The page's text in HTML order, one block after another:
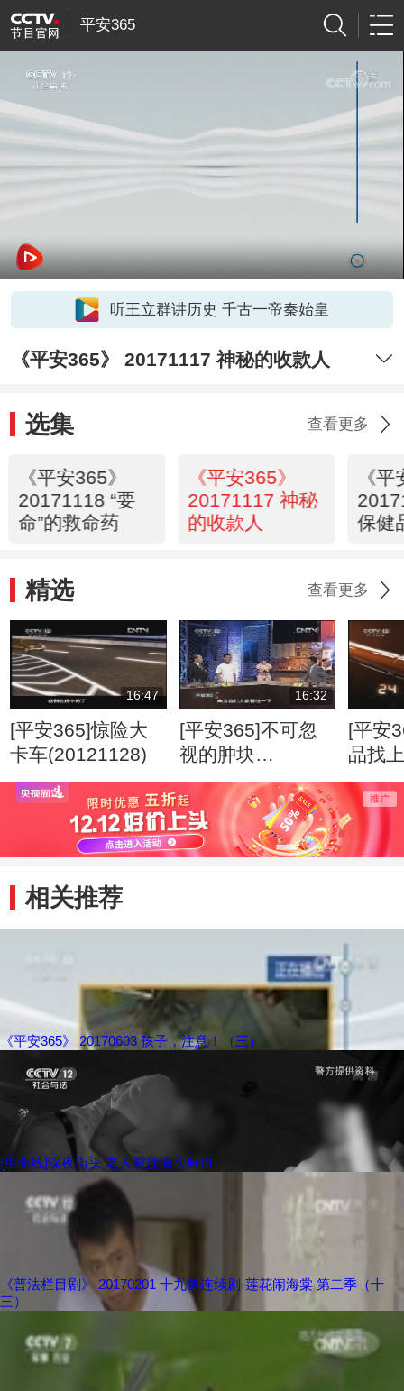
平安365
听王立群讲历史 千古一帝秦始皇
《平安365》 20171117 神秘的收款人
选集 查看更多
《平安365》
20171118 “要
命”的救命药
《平安365》
20171117 神秘
的收款人
《
保健
精选 查看更多
16:47
[平安365]惊险大
卡车(20121128)
16:32
[平安365]不可忽
视的肿块
(20120807)
[平安
品找
相关推荐
《平安365》 20170603 孩子，注意！（三）
[生命线]深夜街头 老人被撞满头鲜血
《普法栏目剧》 20170201 十九集连续剧·莲花闹海棠 第二季（十
三）